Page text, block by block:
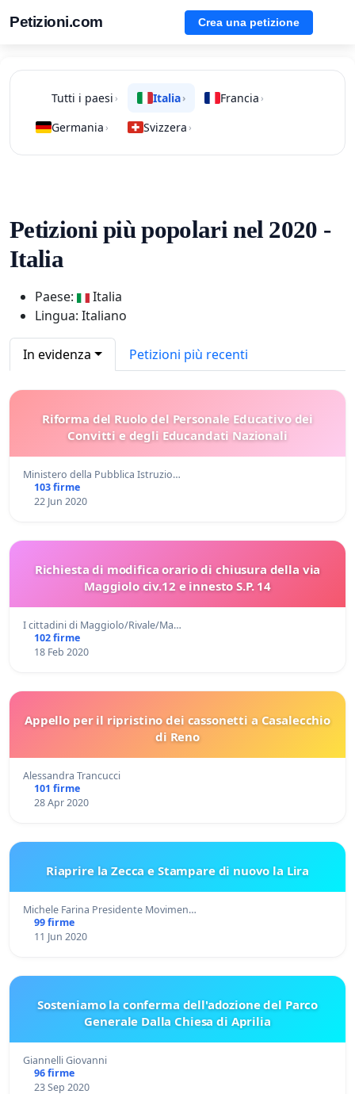
Petizioni.com Crea una petizione
Tutti i paesi › Italia› Francia ›
Germania › Svizzera ›
Petizioni più popolari nel 2020 -
Italia
Paese:
Italia
Lingua: Italiano
In evidenza Petizioni più recenti
Riforma del Ruolo del Personale Educativo dei
Convitti e degli Educandati Nazionali
Ministero della Pubblica Istruzio…
103 firme
22 Jun 2020
Richiesta di modifica orario di chiusura della via
Maggiolo civ.12 e innesto S.P. 14
I cittadini di Maggiolo/Rivale/Ma…
102 firme
18 Feb 2020
Appello per il ripristino dei cassonetti a Casalecchio
di Reno
Alessandra Trancucci
101 firme
28 Apr 2020
Riaprire la Zecca e Stampare di nuovo la Lira
Michele Farina Presidente Movimen…
99 firme
11 Jun 2020
Sosteniamo la conferma dell'adozione del Parco
Generale Dalla Chiesa di Aprilia
Giannelli Giovanni
96 firme
23 Sep 2020